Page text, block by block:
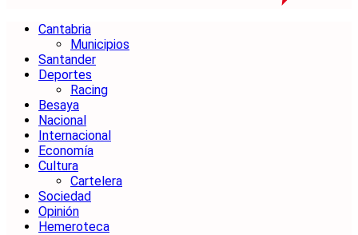
Cantabria
Municipios
Santander
Deportes
Racing
Besaya
Nacional
Internacional
Economía
Cultura
Cartelera
Sociedad
Opinión
Hemeroteca